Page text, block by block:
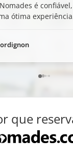
é confiável, tem bons
ótima
que